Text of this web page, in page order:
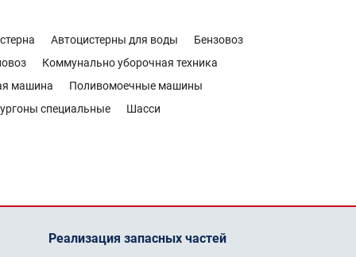
Автоцистерны для воды
Бензовоз
Коммунально уборочная техника
машина
Поливомоечные машины
специальные
Шасси
Реализация запасных частей